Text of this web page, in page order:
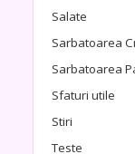
Salate
Sarbatoarea
Sarbatoarea
Sfaturi utile
Stiri
Teste